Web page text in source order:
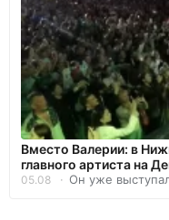
Вместо Валерии: в
главного артиста на
05.08 Он уже